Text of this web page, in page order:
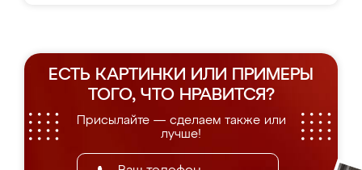
ЕСТЬ КАРТИНКИ ИЛИ ПРИМЕРЫ
ТОГО, ЧТО НРАВИТСЯ?
Присылайте — сделаем также или
лучше!